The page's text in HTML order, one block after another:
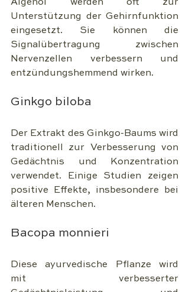
Algenöl werden oft zur
Unterstützung der Gehirnfunktion
eingesetzt. Sie können die
Signalübertragung zwischen
Nervenzellen verbessern und
entzündungshemmend wirken.
Ginkgo biloba
Der Extrakt des Ginkgo-Baums wird
traditionell zur Verbesserung von
Gedächtnis und Konzentration
verwendet. Einige Studien zeigen
positive Effekte, insbesondere bei
älteren Menschen.
Bacopa monnieri
Diese ayurvedische Pflanze wird
mit verbesserter